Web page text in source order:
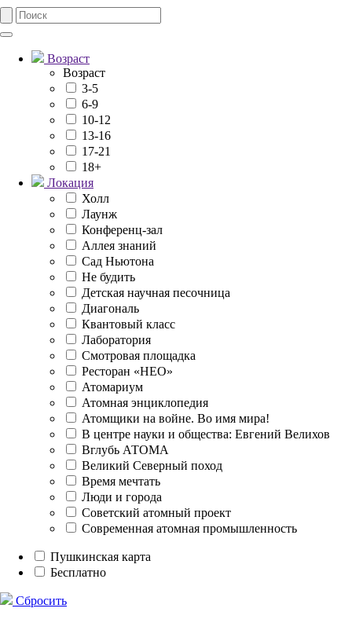
Возраст
Возраст
3-5
6-9
10-12
13-16
17-21
18+
Локация
Холл
Лаунж
Конференц-зал
Аллея знаний
Сад Ньютона
Не будить
Детская научная песочница
Диагональ
Квантовый класс
Лаборатория
Смотровая площадка
Ресторан «НЕО»
Атомариум
Атомная энциклопедия
Атомщики на войне. Во имя мира!
В центре науки и общества: Евгений Велихов
Вглубь АТОМА
Великий Северный поход
Время мечтать
Люди и города
Советский атомный проект
Современная атомная промышленность
Пушкинская карта
Бесплатно
Сбросить